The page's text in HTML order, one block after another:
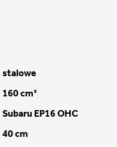
stalowe
160 cm³
Subaru EP16 OHC
40 cm